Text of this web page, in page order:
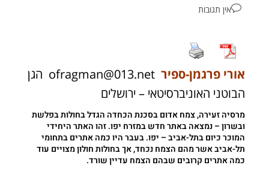
אין תגובות
אורי פרגמן-ספיר ofragman@013.net הגן
הבוטני האוניברסיטאי – ירושלים
מרסיה זעירה, צמח אדום בסכנת הכחדה הגדל בחולות בפלשת
ובשרון – נמצאה באתר חדש במזרח יפו. זהו האתר היחידי
המוכר כיום בתל-אביב – יפו. בעבר היו כמה אתרים בתחומי
תל-אביב אשר מהם הצמח נכחד, אך בחולות חולון מצויים עוד
כמה אתרים קרובים שבהם הצמח עדיין שורד.